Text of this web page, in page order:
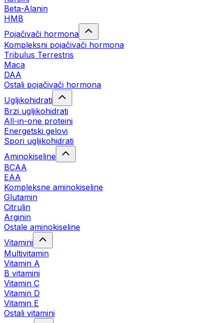
Beta-Alanin
HMB
Pojačivači hormona
Kompleksni pojačivači hormona
Tribulus Terrestris
Maca
DAA
Ostali pojačivači hormona
Ugljikohidrati
Brzi ugljikohidrati
All-in-one proteini
Energetski gelovi
Spori ugljikohidrati
Aminokiseline
BCAA
EAA
Kompleksne aminokiseline
Glutamin
Citrulin
Arginin
Ostale aminokiseline
Vitamini
Multivitamin
Vitamin A
B vitamini
Vitamin C
Vitamin D
Vitamin E
Ostali vitamini